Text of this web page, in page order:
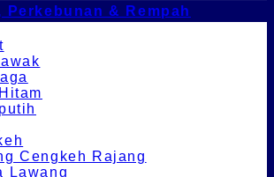
Perkebunan & Rempah
Cengkeh Rajang
Lawang